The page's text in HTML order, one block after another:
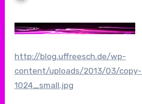
http://blog.uffreesch.de/wp-
content/uploads/2013/03/
1024_small.jpg